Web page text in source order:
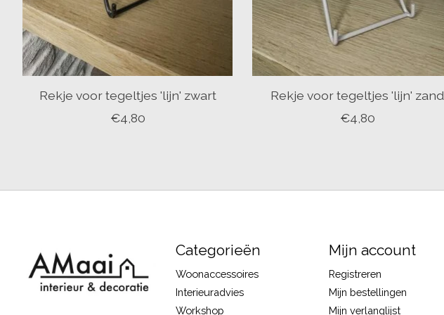
Rekje voor tegeltjes 'lijn' zwart
€4,80
Rekje voor tegeltjes 'lijn' zand
€4,80
Categorieën
Woonaccessoires
Interieuradvies
Workshop
Mijn account
Registreren
Mijn bestellingen
Mijn verlanglijst